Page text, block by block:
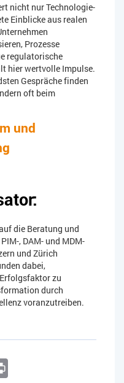
nicht nur Technologie-
Einblicke aus realen
Prozesse
regulatorische
hier wertvolle Impulse.
Gespräche finden
oft beim
und
die Beratung und
, DAM- und MDM-
und Zürich
dabei,
zu
durch
voranzutreiben.